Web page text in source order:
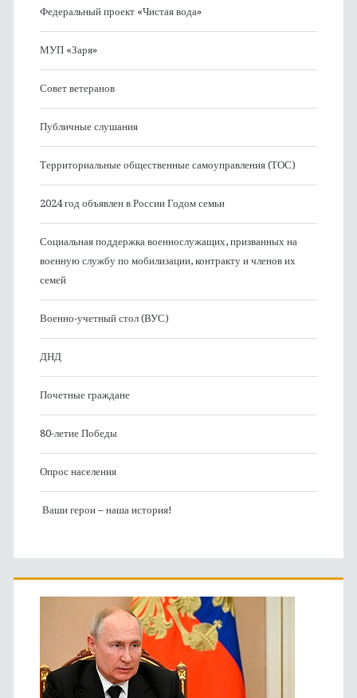
Федеральный проект «Чистая вода»
МУП «Заря»
Совет ветеранов
Публичные слушания
Территориальные общественные самоуправления (ТОС)
2024 год объявлен в России Годом семьи
Социальная поддержка военнослужащих, призванных на
военную службу по мобилизации, контракту и членов их
семей
Военно-учетный стол (ВУС)
ДНД
Почетные граждане
80-летие Победы
Опрос населения
Ваши герои – наша история!